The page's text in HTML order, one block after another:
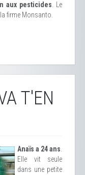
aux pesticides . Le
firme Monsanto.
T'EN
Anaïs a 24 ans
Elle vit seule
dans une petite